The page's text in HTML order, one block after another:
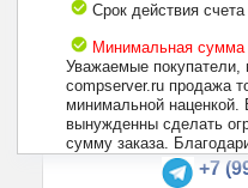
Срок действия
Минимальная сумма
Уважаемые покупатели,
compserver.ru продажа
минимальной
вынужденны сделать
сумму заказа.
+7
+7